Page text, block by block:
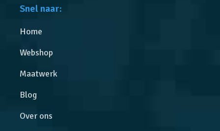
Snel naar:
Home
Webshop
Maatwerk
Blog
Over ons